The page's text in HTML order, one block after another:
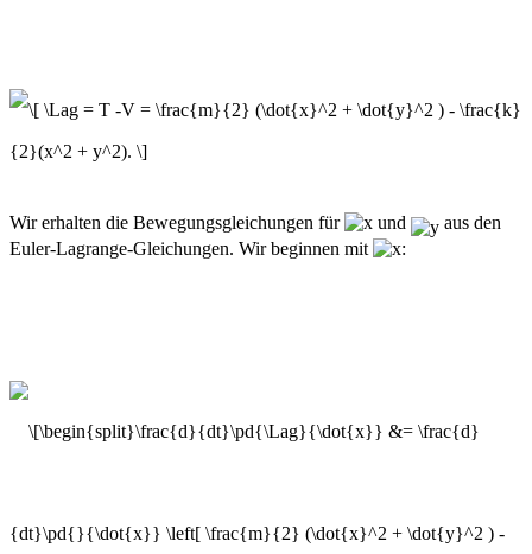
Wir erhalten die Bewegungsgleichungen für und
aus den
Euler-Lagrange-Gleichungen. Wir beginnen mit
: